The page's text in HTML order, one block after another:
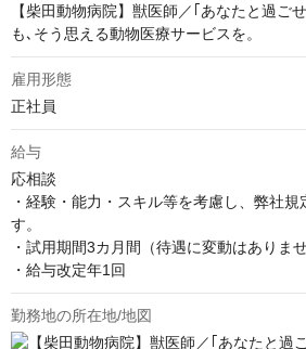
【柴田動物病院】獣医師／｢あなたと過ご
も､そう思える動物医療サービスを。
雇用形態
正社員
給与
応相談
・経験・能力・スキル等を考慮し、弊社規
す。
・試用期間3カ月間（待遇に変動はありませ
・給与改定年1回
勤務地の所在地/地図